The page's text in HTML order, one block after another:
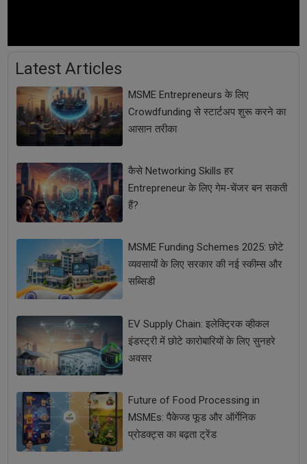
Latest Articles
MSME Entrepreneurs के लिए
Crowdfunding से स्टार्टअप शुरू करने का
आसान तरीका
कैसे Networking Skills हर
Entrepreneur के लिए गेम-चेंजर बन सकती
हैं?
MSME Funding Schemes 2025: छोटे
व्यवसायों के लिए सरकार की नई स्कीम्स और
सब्सिडी
EV Supply Chain: इलेक्ट्रिक व्हीकल
इंडस्ट्री में छोटे कारोबारियों के लिए सुनहरे
अवसर
Future of Food Processing in
MSMEs: पैकेज्ड फूड और ऑर्गेनिक
प्रोडक्ट्स का बढ़ता ट्रेंड